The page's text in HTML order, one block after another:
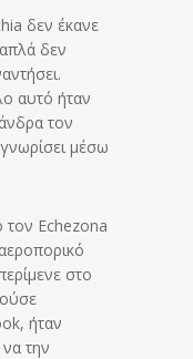
δεν έκανε
δεν
αυτό ήταν
τον
μέσω
τον Echezona
στο
ήταν
την